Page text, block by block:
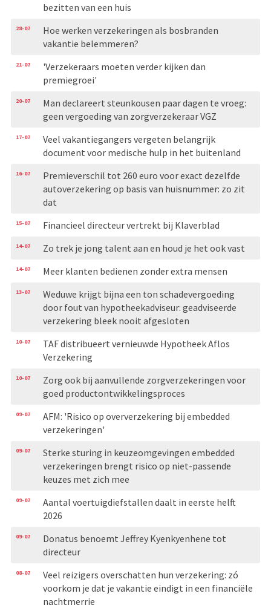
bezitten van een huis
28-07
Hoe werken verzekeringen als bosbranden
vakantie belemmeren?
21-07
'Verzekeraars moeten verder kijken dan
premiegroei'
20-07
Man declareert steunkousen paar dagen te vroeg:
geen vergoeding van zorgverzekeraar VGZ
17-07
Veel vakantiegangers vergeten belangrijk
document voor medische hulp in het buitenland
16-07
Premieverschil tot 260 euro voor exact dezelfde
autoverzekering op basis van huisnummer: zo zit
dat
15-07 Financieel directeur vertrekt bij Klaverblad
14-07 Zo trek je jong talent aan en houd je het ook vast
14-07 Meer klanten bedienen zonder extra mensen
13-07
Weduwe krijgt bijna een ton schadevergoeding
door fout van hypotheekadviseur: geadviseerde
verzekering bleek nooit afgesloten
10-07
TAF distribueert vernieuwde Hypotheek Aflos
Verzekering
10-07
Zorg ook bij aanvullende zorgverzekeringen voor
goed productontwikkelingsproces
09-07
AFM: 'Risico op oververzekering bij embedded
verzekeringen'
09-07
Sterke sturing in keuzeomgevingen embedded
verzekeringen brengt risico op niet-passende
keuzes met zich mee
09-07
Aantal voertuigdiefstallen daalt in eerste helft
2026
09-07
Donatus benoemt Jeffrey Kyenkyenhene tot
directeur
08-07
Veel reizigers overschatten hun verzekering: zó
voorkom je dat je vakantie eindigt in een financiële
nachtmerrie